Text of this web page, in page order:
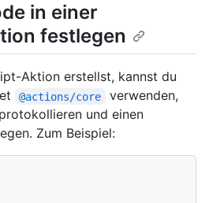
in einer
festlegen
Aktion erstellst, kannst du
@actions/core
verwenden,
und einen
Zum Beispiel: